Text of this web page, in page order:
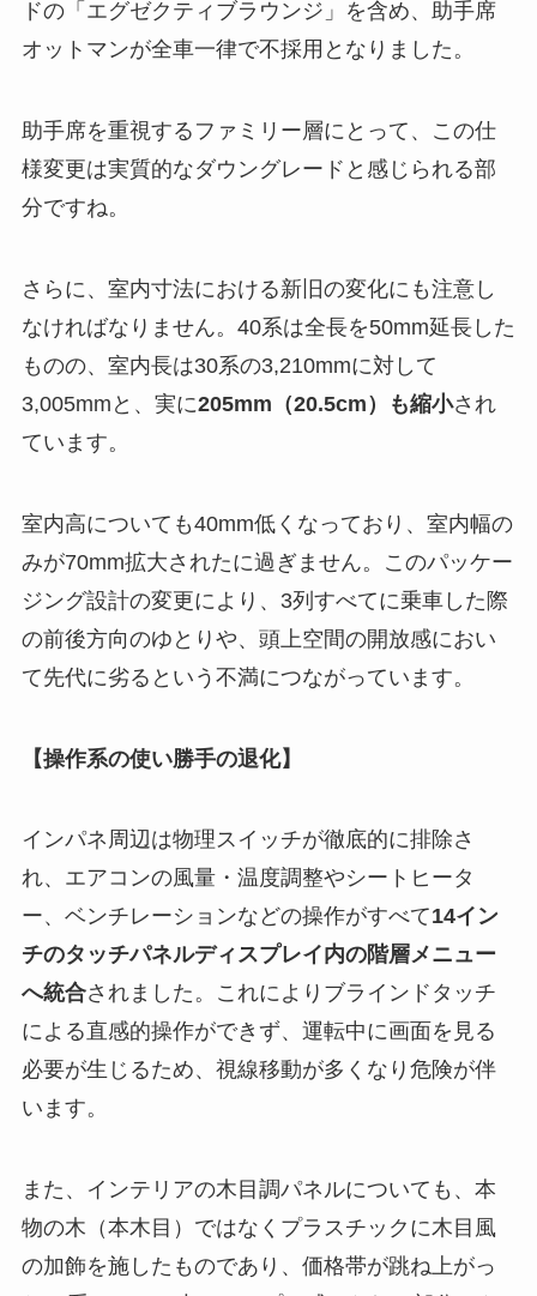
ドの「エグゼクティブラウンジ」を含め、助手席
オットマンが全車一律で不採用となりました。
助手席を重視するファミリー層にとって、この仕
様変更は実質的なダウングレードと感じられる部
分ですね。
さらに、室内寸法における新旧の変化にも注意し
なければなりません。40系は全長を50mm延長した
ものの、室内長は30系の3,210mmに対して
3,005mmと、実に205mm（20.5cm）も縮小され
ています。
室内高についても40mm低くなっており、室内幅の
みが70mm拡大されたに過ぎません。このパッケー
ジング設計の変更により、3列すべてに乗車した際
の前後方向のゆとりや、頭上空間の開放感におい
て先代に劣るという不満につながっています。
【操作系の使い勝手の退化】
インパネ周辺は物理スイッチが徹底的に排除さ
れ、エアコンの風量・温度調整やシートヒータ
ー、ベンチレーションなどの操作がすべて14イン
チのタッチパネルディスプレイ内の階層メニュー
へ統合されました。これによりブラインドタッチ
による直感的操作ができず、運転中に画面を見る
必要が生じるため、視線移動が多くなり危険が伴
います。
また、インテリアの木目調パネルについても、本
物の木（本木目）ではなくプラスチックに木目風
の加飾を施したものであり、価格帯が跳ね上がっ